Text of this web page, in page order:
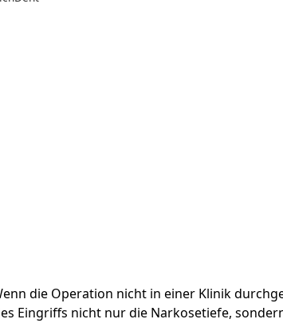
die Operation nicht in einer Klinik
Eingriffs nicht nur die Narkosetiefe,